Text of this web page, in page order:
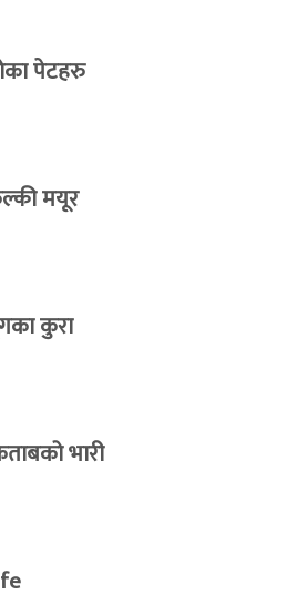
पेटहरु
मयूर
कुरा
भारी